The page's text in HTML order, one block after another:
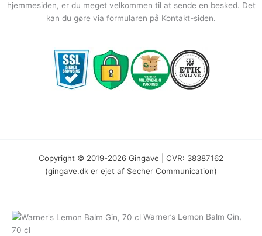
hjemmesiden, er du meget velkommen til at sende en besked. Det
kan du gøre via formularen på Kontakt-siden.
Copyright © 2019-2026 Gingave | CVR: 38387162
(gingave.dk er ejet af Secher Communication)
Warner’s Lemon Balm Gin,
70 cl